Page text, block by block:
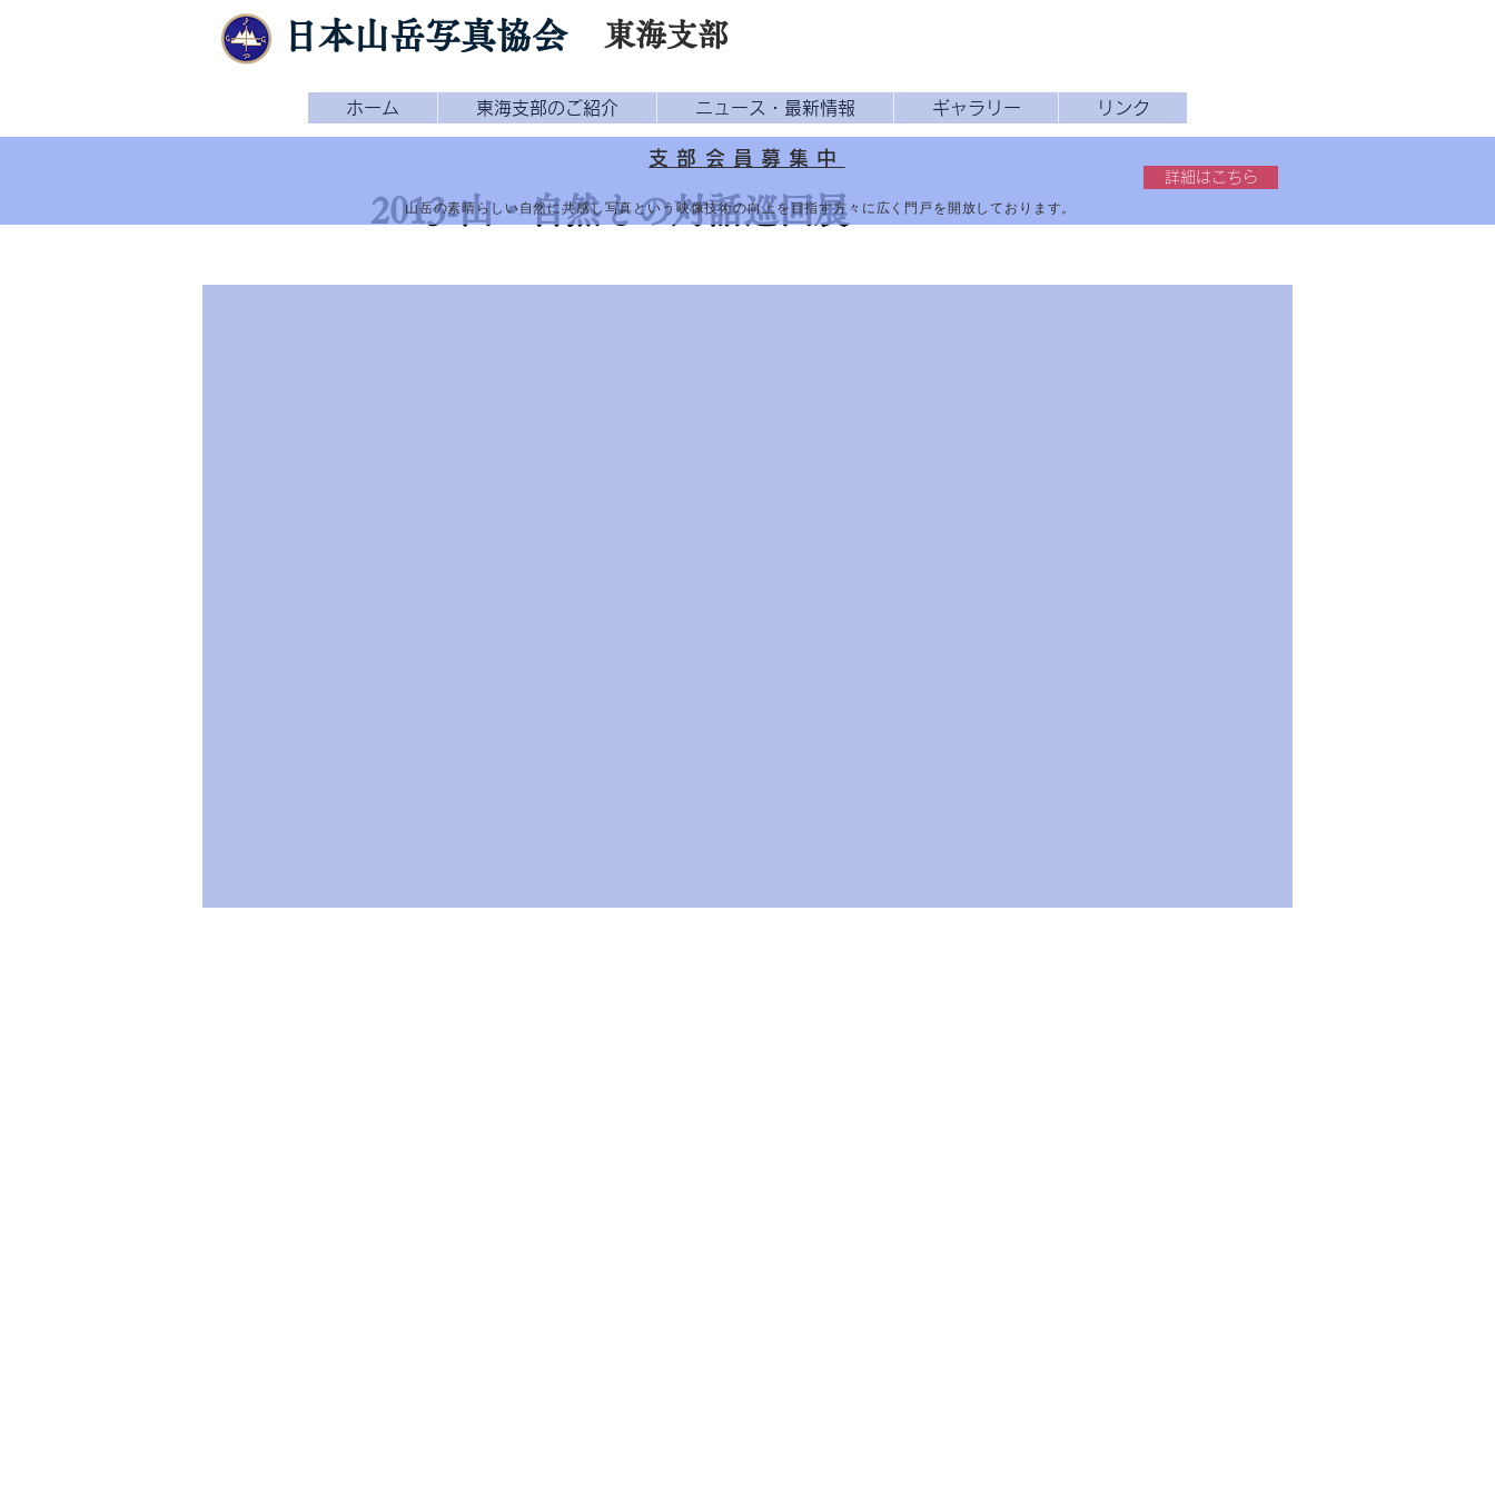
日本山岳写真協会 東海支部
ホーム 東海支部のご紹介 ニュース・最新情報 ギャラリー リンク
2013-山・自然との対話巡回展
支部会員募集中
山岳の素晴らしい自然に共感し写真という映像技術の向上を目指す方々に広く門戸を開放しております。
詳細はこちら